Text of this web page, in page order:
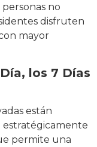
no
disfruten
mayor
los 7 Días
están
estratégicamente
permite una